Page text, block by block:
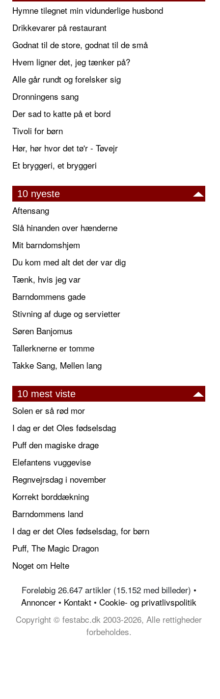
Hymne tilegnet min vidunderlige husbond
Drikkevarer på restaurant
Godnat til de store, godnat til de små
Hvem ligner det, jeg tænker på?
Alle går rundt og forelsker sig
Dronningens sang
Der sad to katte på et bord
Tivoli for børn
Hør, hør hvor det tø'r - Tøvejr
Et bryggeri, et bryggeri
10 nyeste
Aftensang
Slå hinanden over hænderne
Mit barndomshjem
Du kom med alt det der var dig
Tænk, hvis jeg var
Barndommens gade
Stivning af duge og servietter
Søren Banjomus
Tallerknerne er tomme
Takke Sang, Mellen lang
10 mest viste
Solen er så rød mor
I dag er det Oles fødselsdag
Puff den magiske drage
Elefantens vuggevise
Regnvejrsdag i november
Korrekt borddækning
Barndommens land
I dag er det Oles fødselsdag, for børn
Puff, The Magic Dragon
Noget om Helte
Foreløbig 26.647 artikler (15.152 med billeder) •
Annoncer • Kontakt • Cookie- og privatlivspolitik
Copyright © festabc.dk 2003-2026, Alle rettigheder
forbeholdes.